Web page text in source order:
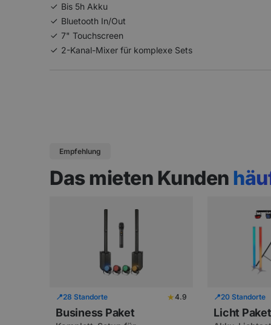
Bis 5h Akku
Bluetooth In/Out
7" Touchscreen
2-Kanal-Mixer für komplexe Sets
Empfehlung
Das mieten Kunden
📍28 Standorte ★4.9
Business Paket
📍20 Standorte
Licht Paket